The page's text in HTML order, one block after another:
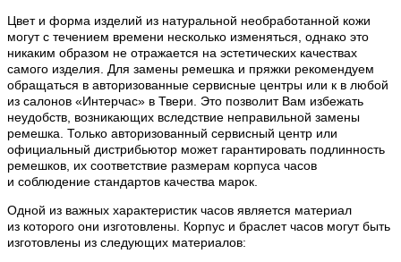
Цвет и форма изделий из натуральной необработанной кожи
могут с течением времени несколько изменяться, однако это
никаким образом не отражается на эстетических качествах
самого изделия. Для замены ремешка и пряжки рекомендуем
обращаться в авторизованные сервисные центры или к в любой
из салонов «Интерчас» в Твери. Это позволит Вам избежать
неудобств, возникающих вследствие неправильной замены
ремешка. Только авторизованный сервисный центр или
официальный дистрибьютор может гарантировать подлинность
ремешков, их соответствие размерам корпуса часов
и соблюдение стандартов качества марок.
Одной из важных характеристик часов является материал
из которого они изготовлены. Корпус и браслет часов могут быть
изготовлены из следующих материалов: